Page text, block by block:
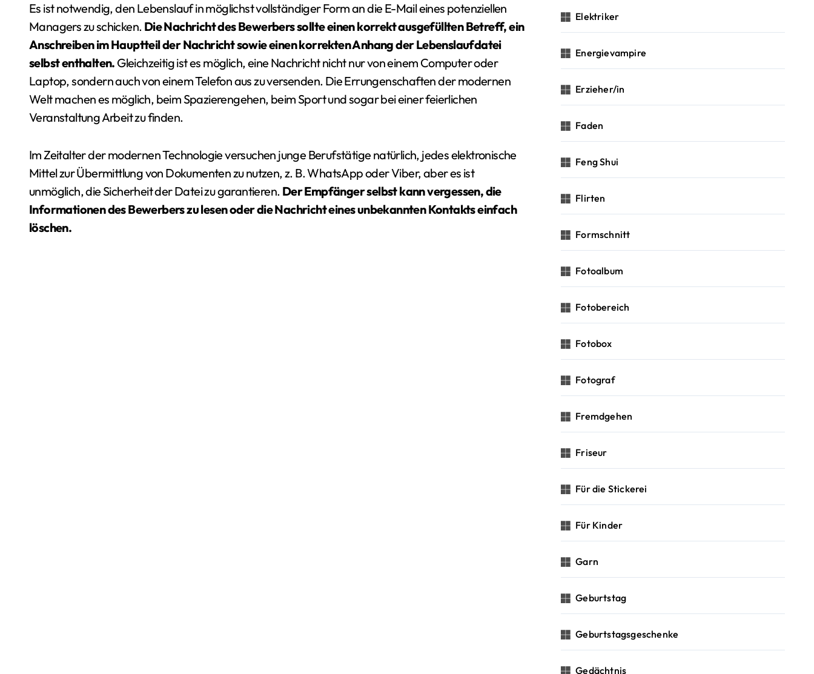
Es ist notwendig, den Lebenslauf in möglichst vollständiger Form an die E-Mail eines potenziellen
Managers zu schicken. Die Nachricht des Bewerbers sollte einen korrekt ausgefüllten Betreff, ein
Anschreiben im Hauptteil der Nachricht sowie einen korrekten Anhang der Lebenslaufdatei
selbst enthalten. Gleichzeitig ist es möglich, eine Nachricht nicht nur von einem Computer oder
Laptop, sondern auch von einem Telefon aus zu versenden. Die Errungenschaften der modernen
Welt machen es möglich, beim Spazierengehen, beim Sport und sogar bei einer feierlichen
Veranstaltung Arbeit zu finden.
Im Zeitalter der modernen Technologie versuchen junge Berufstätige natürlich, jedes elektronische
Mittel zur Übermittlung von Dokumenten zu nutzen, z. B. WhatsApp oder Viber, aber es ist
unmöglich, die Sicherheit der Datei zu garantieren. Der Empfänger selbst kann vergessen, die
Informationen des Bewerbers zu lesen oder die Nachricht eines unbekannten Kontakts einfach
löschen.
Elektriker
Energievampire
Erzieher/in
Faden
Feng Shui
Flirten
Formschnitt
Fotoalbum
Fotobereich
Fotobox
Fotograf
Fremdgehen
Friseur
Für die Stickerei
Für Kinder
Garn
Geburtstag
Geburtstagsgeschenke
Gedächtnis